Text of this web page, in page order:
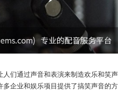
们通过声音和表演来制造欢乐和笑
企业和娱乐项目提供了搞笑声音的方